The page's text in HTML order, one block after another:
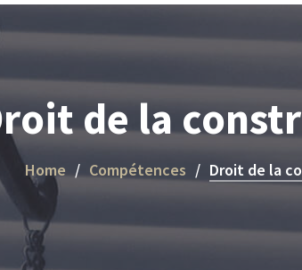
de la
Home Compétences Droit de la